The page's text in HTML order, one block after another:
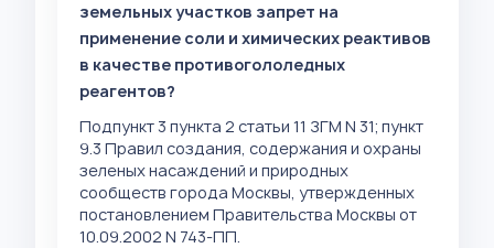
земельных участков запрет на
применение соли и химических реактивов
в качестве противогололедных
реагентов?
Подпункт 3 пункта 2 статьи 11 ЗГМ N 31; пункт
9.3 Правил создания, содержания и охраны
зеленых насаждений и природных
сообществ города Москвы, утвержденных
постановлением Правительства Москвы от
10.09.2002 N 743-ПП.